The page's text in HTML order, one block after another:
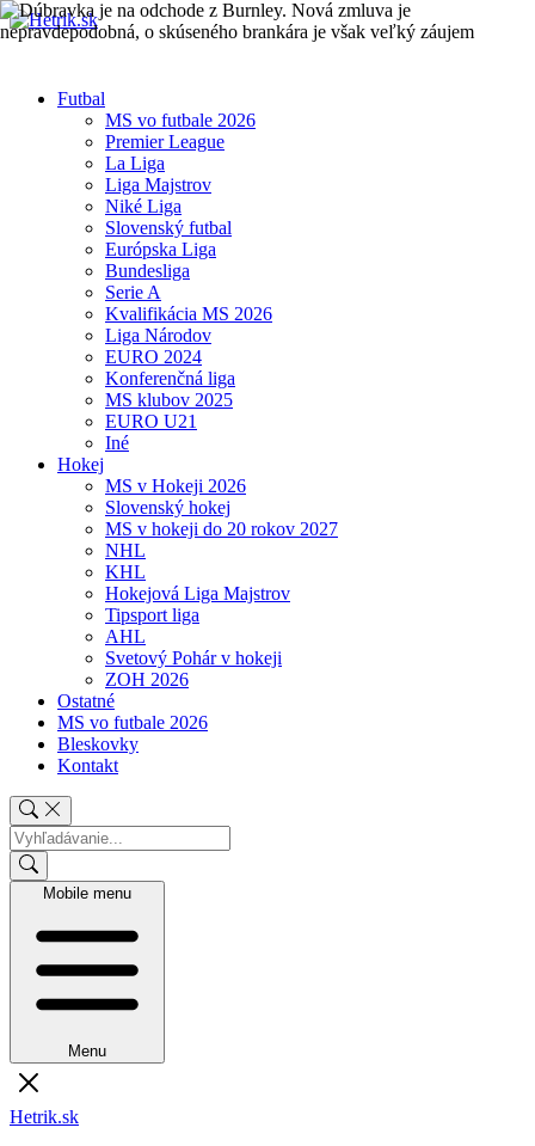
Futbal
MS vo futbale 2026
Premier League
La Liga
Liga Majstrov
Niké Liga
Slovenský futbal
Európska Liga
Bundesliga
Serie A
Kvalifikácia MS 2026
Liga Národov
EURO 2024
Konferenčná liga
MS klubov 2025
EURO U21
Iné
Hokej
MS v Hokeji 2026
Slovenský hokej
MS v hokeji do 20 rokov 2027
NHL
KHL
Hokejová Liga Majstrov
Tipsport liga
AHL
Svetový Pohár v hokeji
ZOH 2026
Ostatné
MS vo futbale 2026
Bleskovky
Kontakt
Mobile menu
Menu
Hetrik.sk